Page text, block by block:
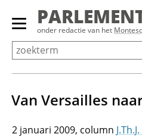
Overslaan
Primair
menu
tonen/verbergen
onder redactie van het
Van Versailles
2 januari 2009